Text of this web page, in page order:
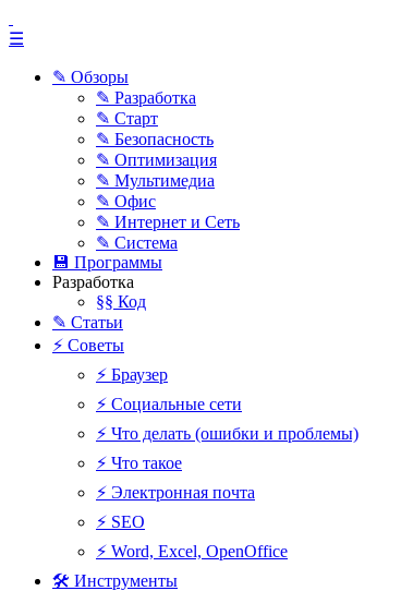
☰
✎ Обзоры
✎ Разработка
✎ Старт
✎ Безопасность
✎ Оптимизация
✎ Мультимедиа
✎ Офис
✎ Интернет и Сеть
✎ Система
💾 Программы
Разработка
§§ Код
✎ Статьи
⚡ Советы
⚡ Браузер
⚡ Социальные сети
⚡ Что делать (ошибки и проблемы)
⚡ Что такое
⚡ Электронная почта
⚡ SEO
⚡ Word, Excel, OpenOffice
🛠 Инструменты